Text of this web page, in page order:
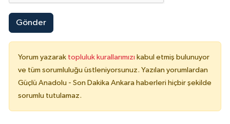
Gönder
Yorum yazarak topluluk kurallarımızı kabul etmiş bulunuyor
ve tüm sorumluluğu üstleniyorsunuz. Yazılan yorumlardan
Güçlü Anadolu - Son Dakika Ankara haberleri hiçbir şekilde
sorumlu tutulamaz.